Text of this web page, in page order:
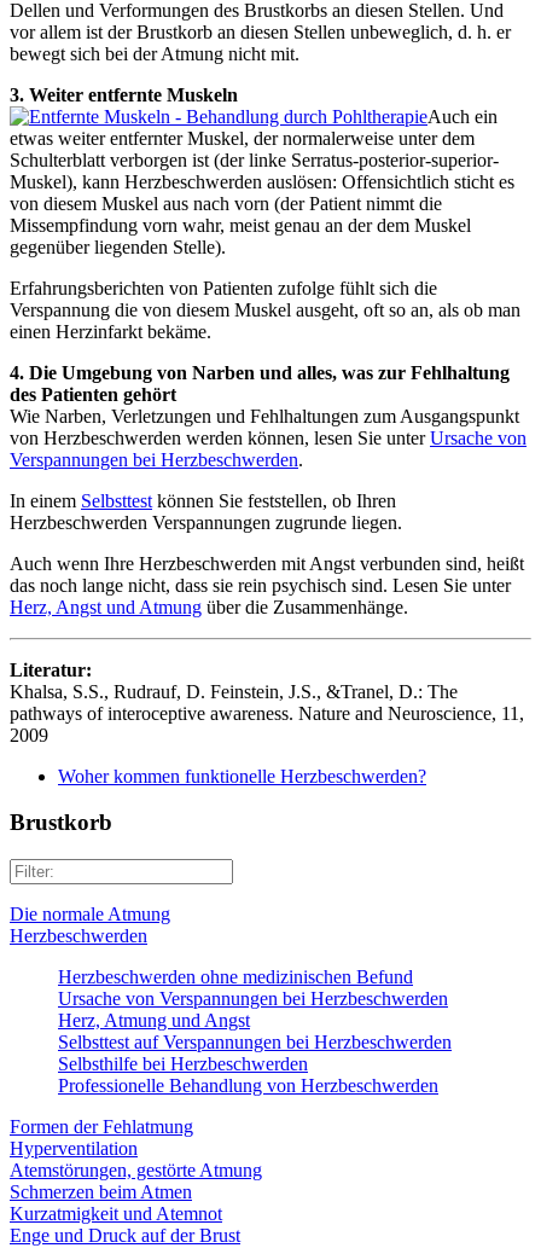
Dellen und Verformungen des Brustkorbs an diesen Stellen. Und
vor allem ist der Brustkorb an diesen Stellen unbeweglich, d. h. er
bewegt sich bei der Atmung nicht mit.
3. Weiter entfernte Muskeln
Auch ein
etwas weiter entfernter Muskel, der normalerweise unter dem
Schulterblatt verborgen ist (der linke Serratus-posterior-superior-
Muskel), kann Herzbeschwerden auslösen: Offensichtlich sticht es
von diesem Muskel aus nach vorn (der Patient nimmt die
Missempfindung vorn wahr, meist genau an der dem Muskel
gegenüber liegenden Stelle).
Erfahrungsberichten von Patienten zufolge fühlt sich die
Verspannung die von diesem Muskel ausgeht, oft so an, als ob man
einen Herzinfarkt bekäme.
4. Die Umgebung von Narben und alles, was zur Fehlhaltung
des Patienten gehört
Wie Narben, Verletzungen und Fehlhaltungen zum Ausgangspunkt
von Herzbeschwerden werden können, lesen Sie unterUrsache von
Verspannungen bei Herzbeschwerden.
In einem Selbsttest können Sie feststellen, ob Ihren
Herzbeschwerden Verspannungen zugrunde liegen.
Auch wenn Ihre Herzbeschwerden mit Angst verbunden sind, heißt
das noch lange nicht, dass sie rein psychisch sind. Lesen Sie unter
Herz, Angst und Atmung über die Zusammenhänge.
Literatur:
Khalsa, S.S., Rudrauf, D. Feinstein, J.S., &Tranel, D.: The
pathways of interoceptive awareness. Nature and Neuroscience, 11,
2009
Woher kommen funktionelle Herzbeschwerden?
Brustkorb
Die normale Atmung
Herzbeschwerden
Herzbeschwerden ohne medizinischen Befund
Ursache von Verspannungen bei Herzbeschwerden
Herz, Atmung und Angst
Selbsttest auf Verspannungen bei Herzbeschwerden
Selbsthilfe bei Herzbeschwerden
Professionelle Behandlung von Herzbeschwerden
Formen der Fehlatmung
Hyperventilation
Atemstörungen, gestörte Atmung
Schmerzen beim Atmen
Kurzatmigkeit und Atemnot
Enge und Druck auf der Brust